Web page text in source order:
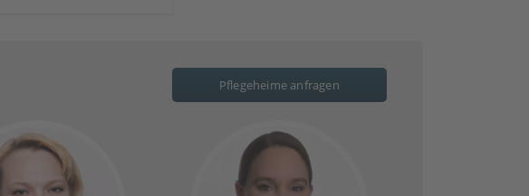
Pflegeheime anfragen